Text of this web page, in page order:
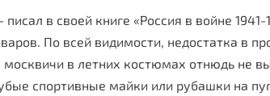
в своей книге «Россия в войне
По всей видимости, недостатка в
в летних костюмах отнюдь не
спортивные майки или рубашки на